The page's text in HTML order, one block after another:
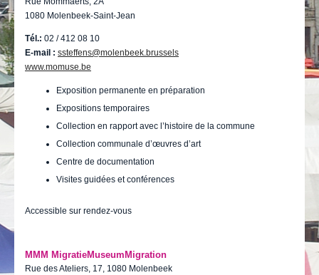
Publications
Actualités
E-guichet / Prendre RDV
1080 Molenbeek-Saint-Jean
Tél.: 02 / 412 08 10
E-mail : ssteffens@molenbeek.brussels
www.momuse.be
Exposition permanente en préparation
Expositions temporaires
Collection en rapport avec l’histoire de la commune
Collection communale d’œuvres d’art
Centre de documentation
Visites guidées et conférences
Accessible sur rendez-vous
MMM MigratieMuseumMigration
Rue des Ateliers, 17, 1080 Molenbeek